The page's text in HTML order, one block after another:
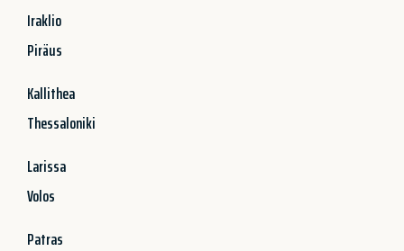
Iraklio
Piräus
Kallithea
Thessaloniki
Larissa
Volos
Patras